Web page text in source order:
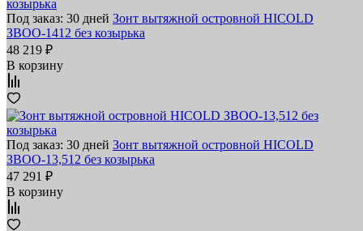
Под заказ: 30 дней Зонт вытяжной островной HICOLD
ЗВОО-1412 без козырька
48 219 ₽
В корзину
Под заказ: 30 дней Зонт вытяжной островной HICOLD
ЗВОО-13,512 без козырька
47 291 ₽
В корзину